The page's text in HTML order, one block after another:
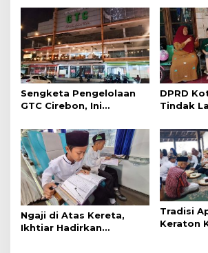
dan Profesionalisme
Polisi
Sengketa Pengelolaan
GTC Cirebon, Ini
Simanjuntak
DPRD
Tindak
Ngaji di Atas Kereta,
Ikhtiar Hadirkan
Tradisi
Keraton